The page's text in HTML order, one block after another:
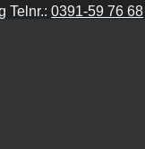
Telnr.:0391-59 76 68